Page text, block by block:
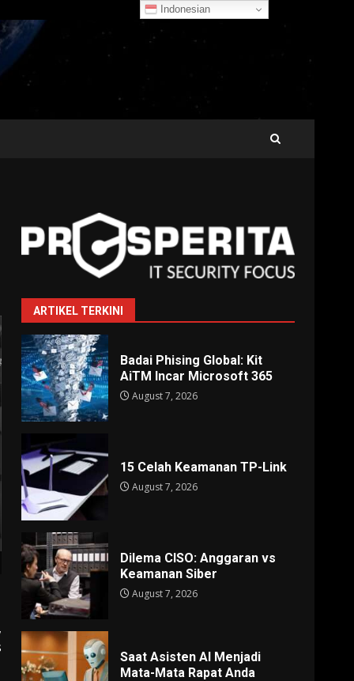
ARTIKEL TERKINI
Badai Phising Global: Kit
AiTM Incar Microsoft 365
August 7, 2026
15 Celah Keamanan TP-Link
August 7, 2026
Dilema CISO: Anggaran vs
Keamanan Siber
August 7, 2026
Saat Asisten AI Menjadi
Mata-Mata Rapat Anda
Indonesian